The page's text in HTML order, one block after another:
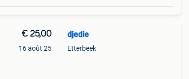
€ 25,00
16 août 25
djedie
Etterbeek